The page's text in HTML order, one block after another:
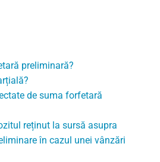
preliminară?
de suma forfetară
reținut la sursă asupra
în cazul unei vânzări